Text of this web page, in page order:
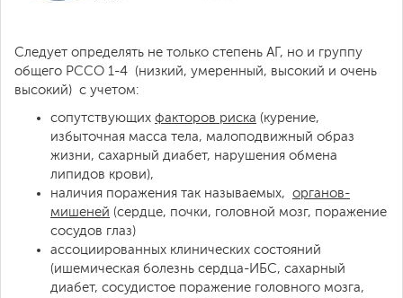
Следует определять не только степень АГ, но и группу
общего РССО 1-4 (низкий, умеренный, высокий и очень
высокий) с учетом:
сопутствующих факторов риска (курение,
избыточная масса тела, малоподвижный образ
жизни, сахарный диабет, нарушения обмена
липидов крови),
наличия поражения так называемых, органов-
мишеней (сердце, почки, головной мозг, поражение
сосудов глаз)
ассоциированных клинических состояний
(ишемическая болезнь сердца-ИБС, сахарный
диабет, сосудистое поражение головного мозга,